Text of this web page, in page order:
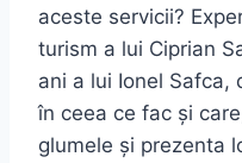
aceste servicii?
turism a lui Ciprian
ani a lui Ionel Safca,
în ceea ce fac și
glumele și prezenta